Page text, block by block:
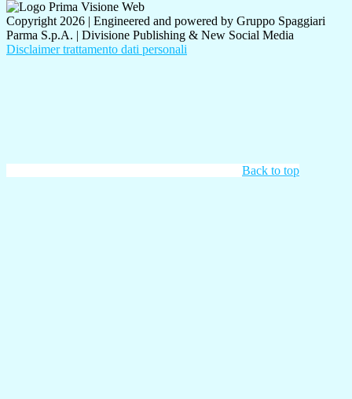
Copyright 2026 | Engineered and powered by Gruppo Spaggiari
Parma S.p.A. | Divisione Publishing & New Social Media
Disclaimer trattamento dati personali
Back to top